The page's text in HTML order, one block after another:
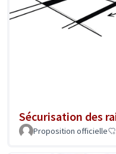
Sécurisation des
Proposition officielle